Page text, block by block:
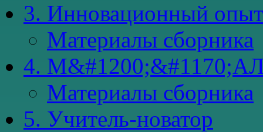
3. Инновационный опыт
Материалы сборника
4.
Материалы сборника
5. Учитель-новатор